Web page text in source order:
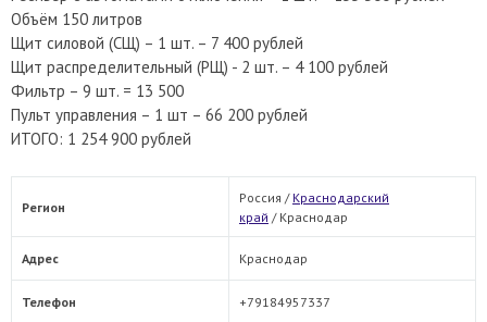
Объём 150 литров
Щит силовой (СЩ) – 1 шт. – 7 400 рублей
Щит распределительный (РЩ) - 2 шт. – 4 100 рублей
Фильтр – 9 шт. = 13 500
Пульт управления – 1 шт – 66 200 рублей
ИТОГО: 1 254 900 рублей
Регион
Россия / Краснодарский
край / Краснодар
Адрес Краснодар
Телефон +79184957337